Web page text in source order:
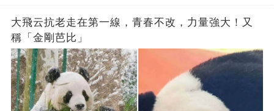
大飛云抗老走在第一線，青春不改，力量強大！又
稱「金剛芭比」